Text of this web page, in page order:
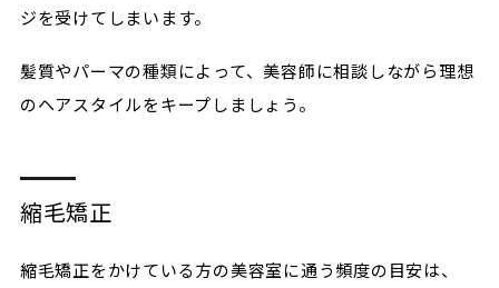
ジを受けてしまいます。
髪質やパーマの種類によって、美容師に相談しながら理想
のヘアスタイルをキープしましょう。
縮毛矯正
縮毛矯正をかけている方の美容室に通う頻度の目安は、